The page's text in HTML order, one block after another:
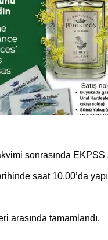
sonrasında
saat 10.00’da
arasında tamamlandı.